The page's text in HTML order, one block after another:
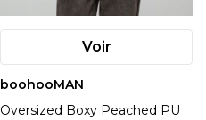
Voir
boohooMAN
Oversized Boxy Peached PU